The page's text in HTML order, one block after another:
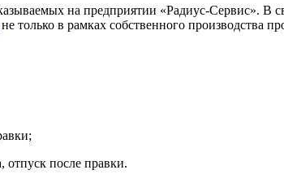
на предприятии «Радиус-Сервис». В
не только в рамках собственного производства
отпуск после правки.